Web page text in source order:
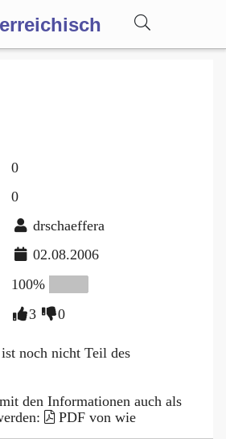
0
0
drschaeffera
02.08.2006
100%
3 0
noch nicht Teil des
den Informationen auch als
PDF von wie